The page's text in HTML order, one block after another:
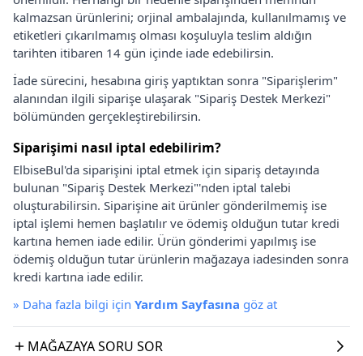
kalmazsan ürünlerini; orjinal ambalajında, kullanılmamış ve
etiketleri çıkarılmamış olması koşuluyla teslim aldığın
tarihten itibaren 14 gün içinde iade edebilirsin.
İade sürecini, hesabına giriş yaptıktan sonra "Siparişlerim"
alanından ilgili siparişe ulaşarak "Sipariş Destek Merkezi"
bölümünden gerçekleştirebilirsin.
Siparişimi nasıl iptal edebilirim?
ElbiseBul'da siparişini iptal etmek için sipariş detayında
bulunan "Sipariş Destek Merkezi"'nden iptal talebi
oluşturabilirsin. Siparişine ait ürünler gönderilmemiş ise
iptal işlemi hemen başlatılır ve ödemiş olduğun tutar kredi
kartına hemen iade edilir. Ürün gönderimi yapılmış ise
ödemiş olduğun tutar ürünlerin mağazaya iadesinden sonra
kredi kartına iade edilir.
» Daha fazla bilgi için Yardım Sayfasına göz at
MAĞAZAYA SORU SOR